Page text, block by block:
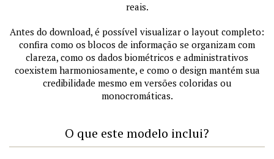
reais.
Antes do download, é possível visualizar o layout completo:
confira como os blocos de informação se organizam com
clareza, como os dados biométricos e administrativos
coexistem harmoniosamente, e como o design mantém sua
credibilidade mesmo em versões coloridas ou
monocromáticas.
O que este modelo inclui?